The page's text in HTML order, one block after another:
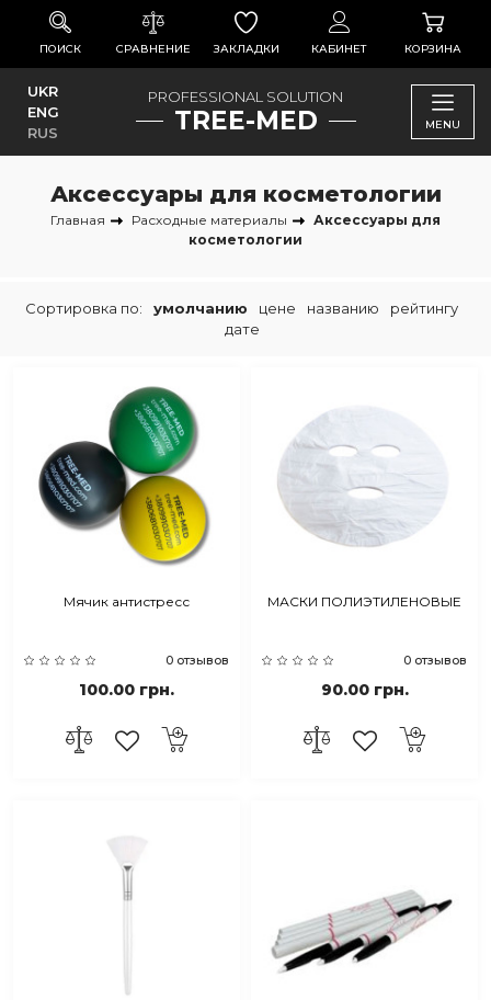
ПОИСК СРАВНЕНИЕ ЗАКЛАДКИ КАБИНЕТ КОРЗИНА
PROFESSIONAL SOLUTION
TREE-MED
UKR
ENG
RUS
MENU
Аксессуары для косметологии
Главная Расходные материалы
Аксессуары для
косметологии
Сортировка по: умолчанию цене названию
рейтингу
дате
Мячик антистресс
0 отзывов
100.00 грн.
МАСКИ ПОЛИЭТИЛЕНОВЫЕ
0 отзывов
90.00 грн.